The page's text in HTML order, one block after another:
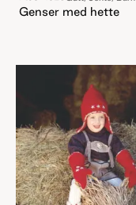
Genser med hette